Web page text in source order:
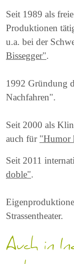
Seit 1989 als
Produktionen
u.a. bei der
Bissegger".
1992 Gründung
Nachfahren".
Seit 2000 als
auch für "Humor
Seit 2011
doble".
Strassentheater.
Auch in